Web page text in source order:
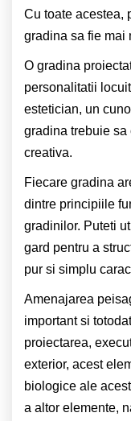
Cu toate acestea,
gradina sa fie mai
O gradina
personalitatii
estetician, un
gradina trebuie sa
creativa.
Fiecare gradina
dintre principiile
gradinilor. Puteti
gard pentru a
pur si simplu
Amenajarea
important si
proiectarea,
exterior, acest
biologice ale
a altor elemente,